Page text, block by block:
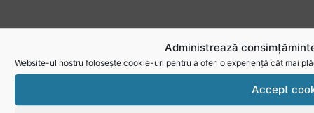
Administrează
Website-ul nostru folosește cookie-uri pentru a oferi o experiență cât mai
Accept